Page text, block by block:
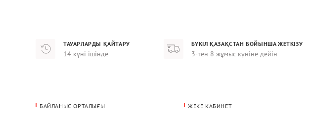
ТАУАРЛАРДЫ ҚАЙТАРУ
14 күні ішінде
БҮКІЛ ҚАЗАҚСТАН БОЙЫНША ЖЕТКІЗУ
3-тен 8 жұмыс күніне дейін
БАЙЛАНЫС ОРТАЛЫҒЫ ЖЕКЕ КАБИНЕТ